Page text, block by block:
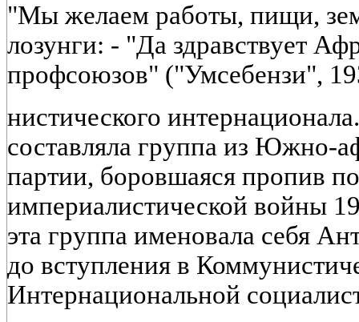
"Мы желаем работы, пищи,
лозунги: - "Да здравствует
профсоюзов" ("Умсебензи",
нистического
составляла группа из Южно-
партии, боровшаяся пропив
империалистической войны
эта группа именовала себя
до вступления в
Интернациональной